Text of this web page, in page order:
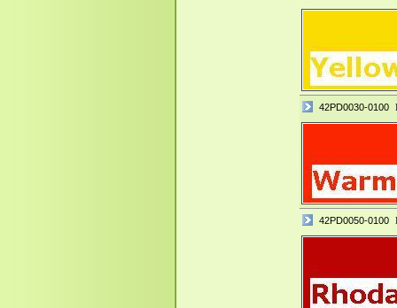
42PD0030-0100
42PD0050-0100